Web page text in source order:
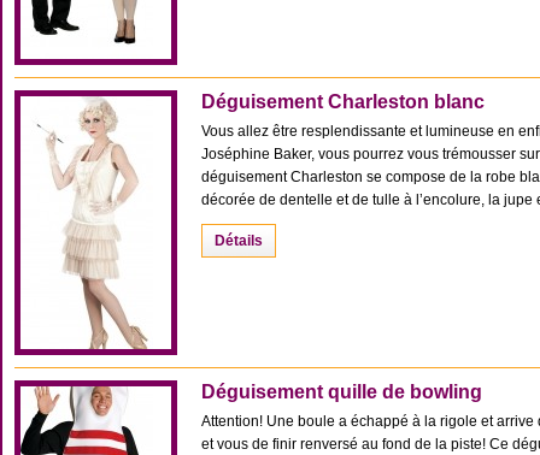
Déguisement Charleston blanc
Vous allez être resplendissante et lumineuse en
Joséphine Baker, vous pourrez vous trémousser
déguisement Charleston se compose de la robe
décorée de dentelle et de tulle à l’encolure, la jupe
Détails
Déguisement quille de bowling
Attention! Une boule a échappé à la rigole et
et vous de finir renversé au fond de la piste! Ce